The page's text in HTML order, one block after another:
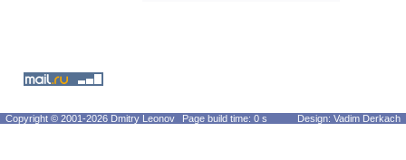
Copyright © 2001-2026 Dmitry Leonov Page build time: 0 s Design: Vadim Derkach